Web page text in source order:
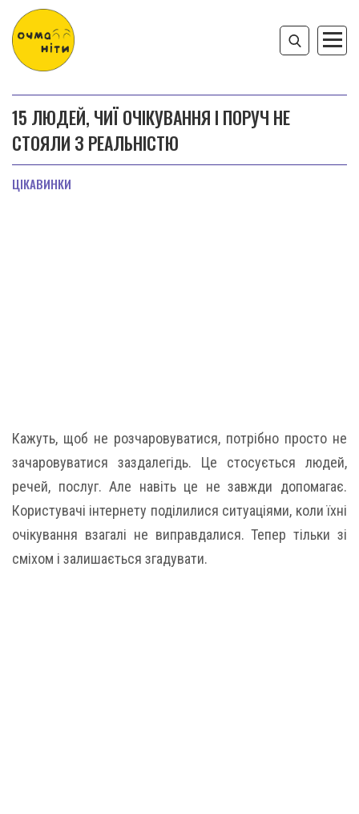
15 ЛЮДЕЙ, ЧИЇ ОЧІКУВАННЯ І ПОРУЧ НЕ
СТОЯЛИ З РЕАЛЬНІСТЮ
ЦІКАВИНКИ
Кажуть, щоб не розчаровуватися, потрібно просто не
зачаровуватися заздалегідь. Це стосується людей,
речей, послуг. Але навіть це не завжди допомагає.
Користувачі інтернету поділилися ситуаціями, коли їхні
очікування взагалі не виправдалися. Тепер тільки зі
сміхом і залишається згадувати.